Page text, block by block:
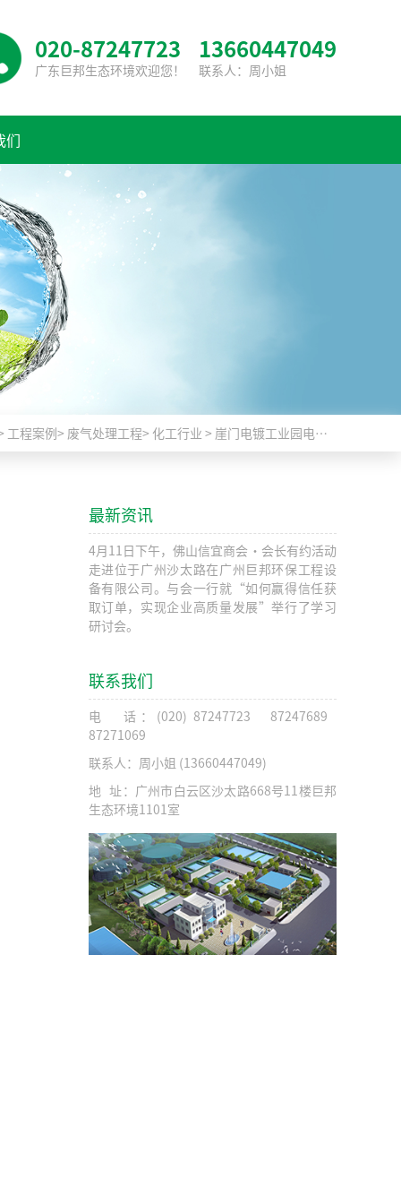
020-87247723
广东巨邦生态环境欢迎您！
13660447049
联系人：周小姐
们
工程案例> 废气处理工程> 化工行业 > 崖门电镀工业园电镀废气工程
最新资讯
4月11日下午，佛山信宜商会·会长有约活动
走进位于广州沙太路在广州巨邦环保工程设
备有限公司。与会一行就“如何赢得信任获
取订单，实现企业高质量发展”举行了学习
研讨会。
联系我们
电 话：(020) 87247723 87247689
87271069
联系人：周小姐 (13660447049)
地 址：广州市白云区沙太路668号11楼巨邦
生态环境1101室